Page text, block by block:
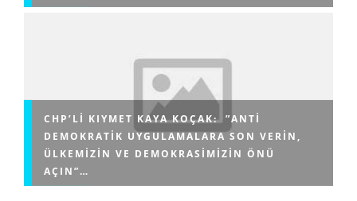
CHP’LI KIYMET KAYA KOÇAK: ”ANTI
DEMOKRATIK UYGULAMALARA SON VERIN,
ÜLKEMIZIN VE DEMOKRASIMIZIN ÖNÜ
AÇIN”…